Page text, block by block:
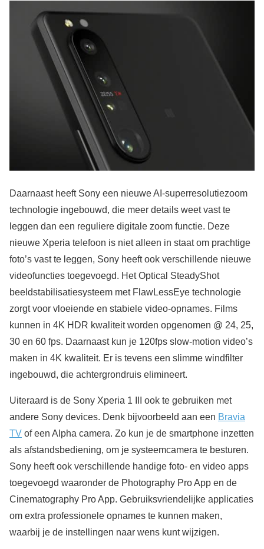
Daarnaast heeft Sony een nieuwe AI-superresolutiezoom
technologie ingebouwd, die meer details weet vast te
leggen dan een reguliere digitale zoom functie. Deze
nieuwe Xperia telefoon is niet alleen in staat om prachtige
foto’s vast te leggen, Sony heeft ook verschillende nieuwe
videofuncties toegevoegd. Het Optical SteadyShot
beeldstabilisatiesysteem met FlawLessEye technologie
zorgt voor vloeiende en stabiele video-opnames. Films
kunnen in 4K HDR kwaliteit worden opgenomen @ 24, 25,
30 en 60 fps. Daarnaast kun je 120fps slow-motion video’s
maken in 4K kwaliteit. Er is tevens een slimme windfilter
ingebouwd, die achtergrondruis elimineert.
Uiteraard is de Sony Xperia 1 III ook te gebruiken met
andere Sony devices. Denk bijvoorbeeld aan een Bravia
TV of een Alpha camera. Zo kun je de smartphone inzetten
als afstandsbediening, om je systeemcamera te besturen.
Sony heeft ook verschillende handige foto- en video apps
toegevoegd waaronder de Photography Pro App en de
Cinematography Pro App. Gebruiksvriendelijke applicaties
om extra professionele opnames te kunnen maken,
waarbij je de instellingen naar wens kunt wijzigen.